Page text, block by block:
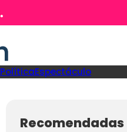
PolíticaEspectáculo
Recomendadas